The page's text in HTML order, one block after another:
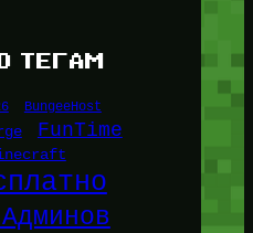
ТЕГАМ
BungeeHost
FunTime